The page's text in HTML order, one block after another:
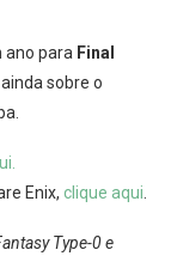
ano para Final
sobre o
Enix, clique aqui
Type-0 e